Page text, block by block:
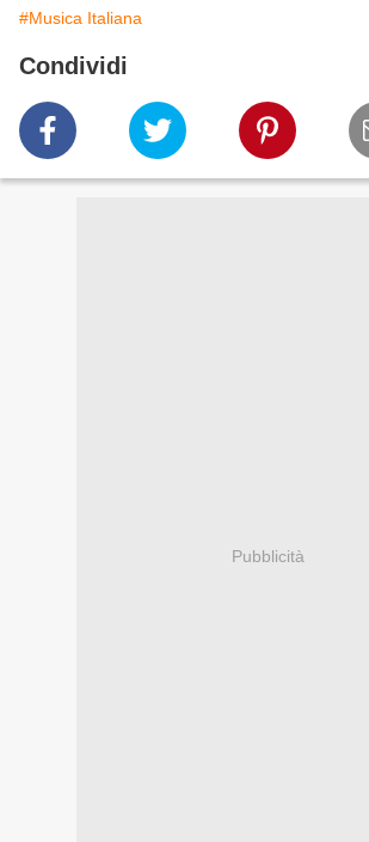
#Musica Italiana
Condividi
Pubblicità